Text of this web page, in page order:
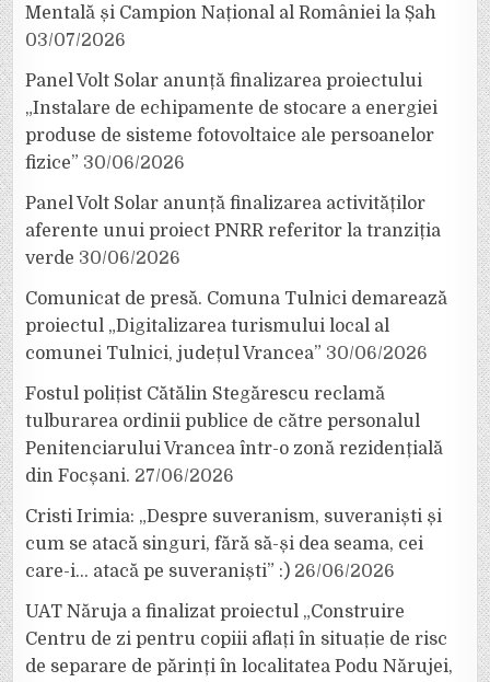
Mentală și Campion Național al României la Șah
03/07/2026
Panel Volt Solar anunță finalizarea proiectului
„Instalare de echipamente de stocare a energiei
produse de sisteme fotovoltaice ale persoanelor
fizice” 30/06/2026
Panel Volt Solar anunță finalizarea activităților
aferente unui proiect PNRR referitor la tranziția
verde 30/06/2026
Comunicat de presă. Comuna Tulnici demarează
proiectul „Digitalizarea turismului local al
comunei Tulnici, județul Vrancea” 30/06/2026
Fostul polițist Cătălin Stegărescu reclamă
tulburarea ordinii publice de către personalul
Penitenciarului Vrancea într-o zonă rezidențială
din Focșani. 27/06/2026
Cristi Irimia: „Despre suveranism, suveraniști și
cum se atacă singuri, fără să-și dea seama, cei
care-i… atacă pe suveraniști” :) 26/06/2026
UAT Năruja a finalizat proiectul „Construire
Centru de zi pentru copiii aflați în situație de risc
de separare de părinți în localitatea Podu Nărujei,